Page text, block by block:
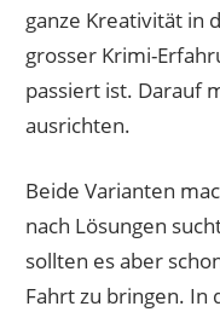
ganze Kreativität in
grosser Krimi-
passiert ist. Darauf
ausrichten.
Beide Varianten
nach Lösungen
sollten es aber
Fahrt zu bringen.